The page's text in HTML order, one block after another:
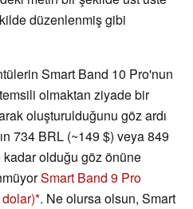
düzenlenmiş gibi
Smart Band 10 Pro'nun
olmaktan ziyade bir
oluşturulduğunu göz ardı
734 BRL (~149 $) veya 849
kadar olduğu göz önüne
Smart Band 9 Pro
. Ne olursa olsun, Smart